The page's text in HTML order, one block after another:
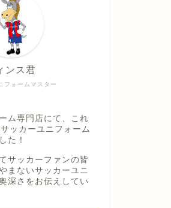
フォームマスター
ンス君
ム専門店にて、これ
ッカーユニフォーム
た！
サッカーファンの皆
まないサッカーユニ
深さをお伝えしてい